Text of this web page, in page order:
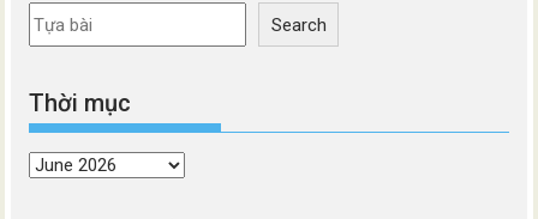
Search
Thời mục
Thời